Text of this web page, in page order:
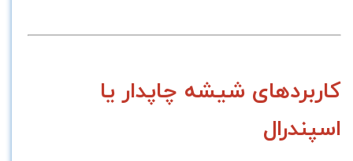
کاربردهای شیشه چاپدار یا
اسپندرال